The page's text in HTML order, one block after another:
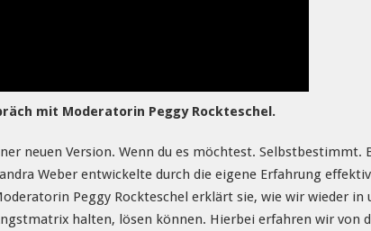
mit Moderatorin Peggy Rockteschel.
neuen Version. Wenn du es möchtest. Selbstbestimmt.
Weber entwickelte durch die eigene Erfahrung
Peggy Rockteschel erklärt sie, wie wir wieder in
halten, lösen können. Hierbei erfahren wir von